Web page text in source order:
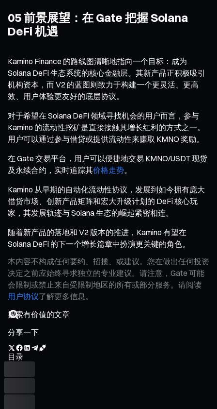
05 前景展望：在 Gate 把握 Solana
DeFi 机遇
Kamino Finance 的路线图清晰地指向一个目标：成为
Solana DeFi 生态系统的核心金融层。其新产品正积极吸引
机构资本，而 V2 的蓝图则致力于构建一个更灵活、更高
效、用户体验更友好的底层协议。
对于希望在 Solana DeFi 领域寻找机会的用户而言，参与
Kamino 的流动性挖矿是直接接触其增长红利的方式之一。
用户可以通过参与借贷或提供流动性来赚取 KMNO 奖励。
在 Gate 交易平台，用户可以便捷地交易 KMNO/USDT 现货
及永续合约，实时追踪其价格走势。
Kamino 从早期的自动化流动性协议，发展到如今拥有庞大
借贷市场、创新产品矩阵和宏大升级计划的 DeFi 核心玩
家，其发展轨迹与 Solana 生态的崛起紧密相连。
随着新产品的落地和 V2 版本的推进，Kamino 有望在
Solana DeFi 的下一个增长篇章中扮演更关键的角色。
本内容不构成任何要约、招揽、或建议。您在做出任何投资
决定之前应始终寻求独立的专业建议。请注意，Gate 可能
会限制或禁止来自受限制地区的所有或部分服务。请阅读
用户协议了解更多信息。
分享一下
目录